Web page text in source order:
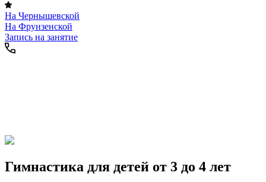
На Чернышевской
На Фрунзенской
Запись на занятие
Гимнастика для детей от 3 до 4 лет